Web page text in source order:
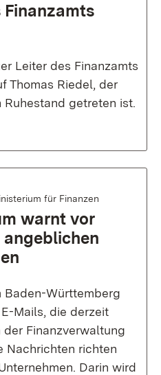
Finanzamts
Leiter des Finanzamts
Thomas Riedel, der
Ruhestand getreten ist.
für Finanzen
warnt vor
Baden-Württemberg
Mails, die derzeit
Finanzverwaltung
Nachrichten richten
Darin wird